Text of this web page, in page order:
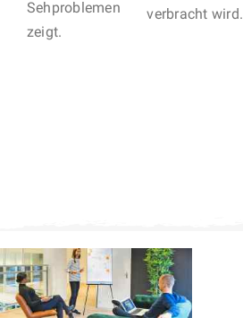
Sehproblemen
zeigt.
verbracht wird.